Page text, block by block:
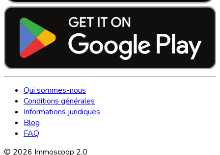
Qui sommes-nous
Conditions générales
Informations juridiques
Blog
FAQ
© 2026 Immoscoop 2.0